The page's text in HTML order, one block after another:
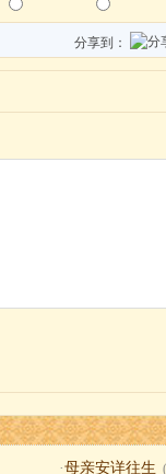
分享到：
·母亲安详往生